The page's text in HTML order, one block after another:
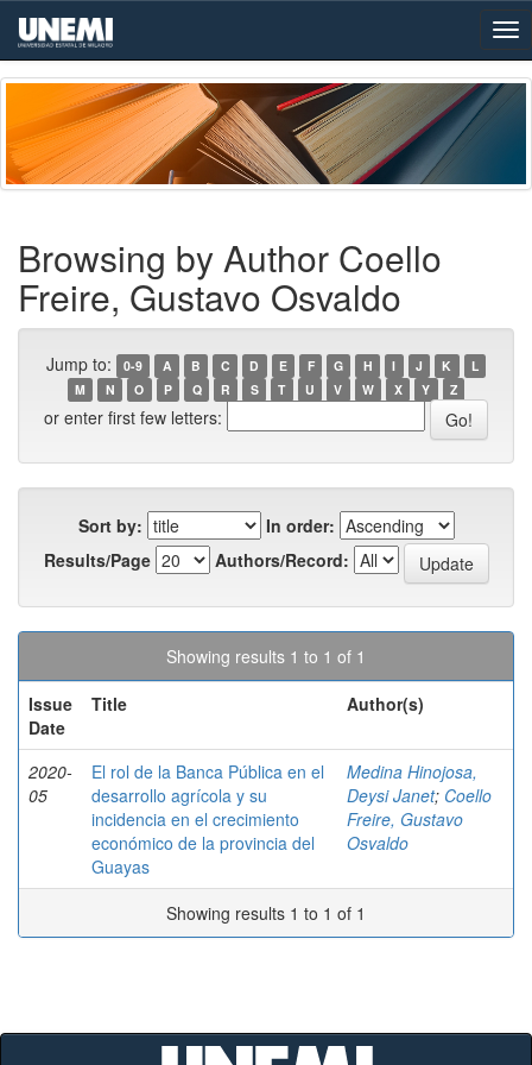
Skip
navigation
Browsing by Author Coello
Freire, Gustavo Osvaldo
Jump to: 0-9 A B C D E F G H I J K
L
M
N O P Q R S T U V W X Y Z
or enter first few letters:
Sort by:
In order:
Results/Page
Authors/Record:
Showing results 1 to 1 of 1
Issue
Date
Title Author(s)
2020-
05
El rol de la Banca Pública en el
desarrollo agrícola y su
incidencia en el crecimiento
económico de la provincia del
Guayas
Medina Hinojosa,
Deysi Janet; Coello
Freire, Gustavo
Osvaldo
Showing results 1 to 1 of 1